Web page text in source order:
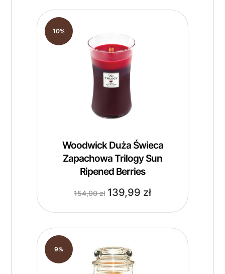
Woodwick Duża Świeca
Zapachowa Trilogy Sun
Ripened Berries
154,00zł 139,99 zł
10%
9%